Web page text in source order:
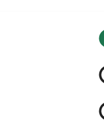
werden. Das
der atypischen
müssen in der